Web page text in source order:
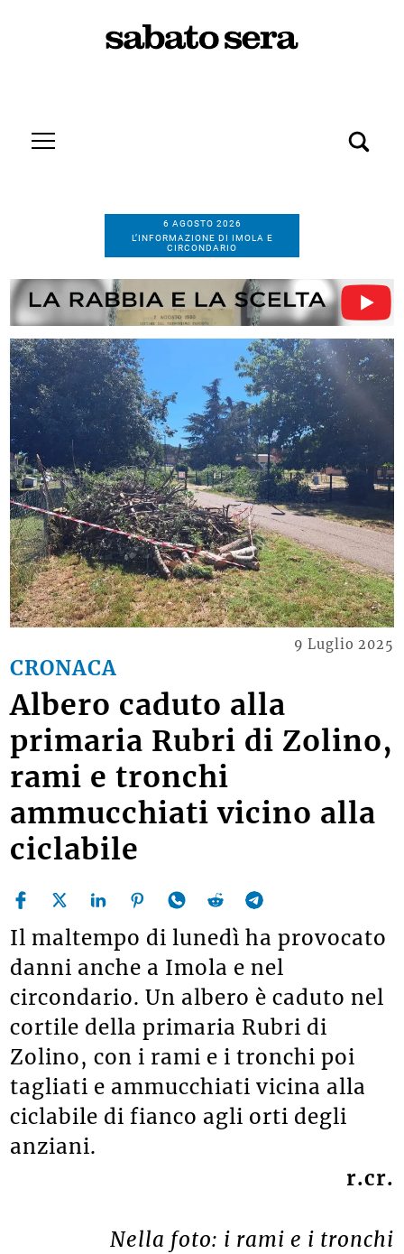
6 AGOSTO 2026
L’INFORMAZIONE DI IMOLA E
CIRCONDARIO
CRONACA
9 Luglio 2025
Albero caduto alla
primaria Rubri di Zolino,
rami e tronchi
ammucchiati vicino alla
ciclabile
Il maltempo di lunedì ha provocato
danni anche a Imola e nel
circondario. Un albero è caduto nel
cortile della primaria Rubri di
Zolino, con i rami e i tronchi poi
tagliati e ammucchiati vicina alla
ciclabile di fianco agli orti degli
anziani.
r.cr.
Nella foto: i rami e i tronchi